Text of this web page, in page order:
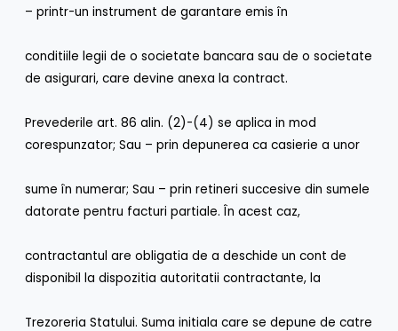
– printr-un instrument de garantare emis în
conditiile legii de o societate bancara sau de o societate
de asigurari, care devine anexa la contract.
Prevederile art. 86 alin. (2)-(4) se aplica in mod
corespunzator; Sau – prin depunerea ca casierie a unor
sume în numerar; Sau – prin retineri succesive din sumele
datorate pentru facturi partiale. În acest caz,
contractantul are obligatia de a deschide un cont de
disponibil la dispozitia autoritatii contractante, la
Trezoreria Statului. Suma initiala care se depune de catre